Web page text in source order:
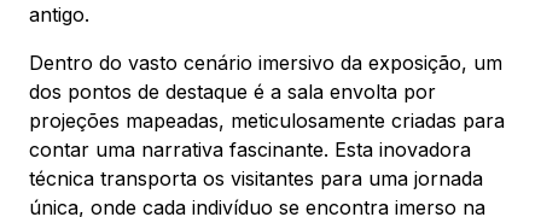
antigo.
Dentro do vasto cenário imersivo da exposição, um
dos pontos de destaque é a sala envolta por
projeções mapeadas, meticulosamente criadas para
contar uma narrativa fascinante. Esta inovadora
técnica transporta os visitantes para uma jornada
única, onde cada indivíduo se encontra imerso na